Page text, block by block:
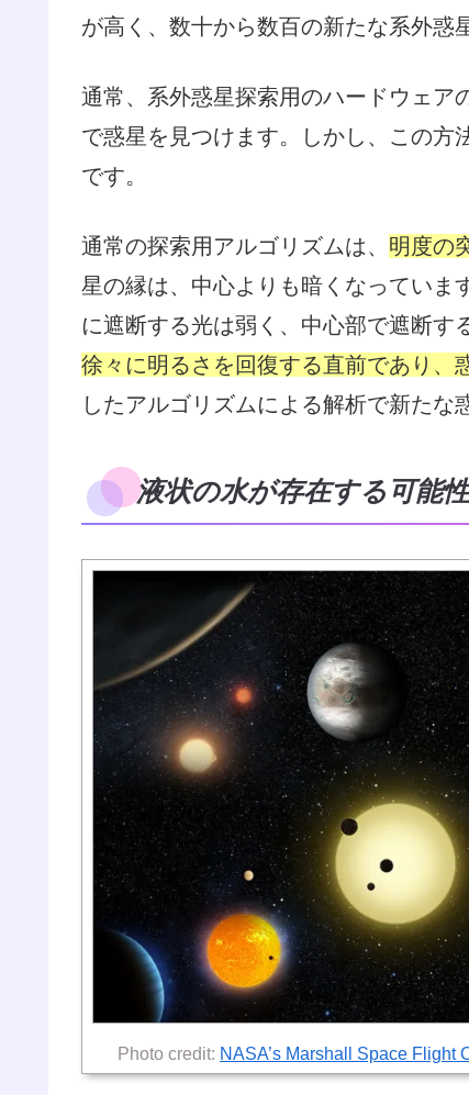
が高く、数十から数百の新たな系外惑
通常、系外惑星探索用のハードウェア
で惑星を見つけます。しかし、この方
です。
通常の探索用アルゴリズムは、 明度の
星の縁は、中心よりも暗くなっていま
に遮断する光は弱く、中心部で遮断す
徐々に明るさを回復する直前であり、
したアルゴリズムによる解析で新たな
液状の水が存在する可能
Photo credit: NASA’s Marshall Space Flight